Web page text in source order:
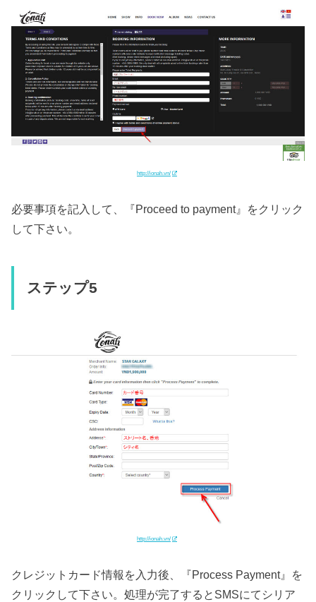
http://ionah.vn/
必要事項を記入して、『Proceed to payment』をクリック
して下さい。
ステップ5
http://ionah.vn/
クレジットカード情報を入力後、『Process Payment』を
クリックして下さい。処理が完了するとSMSにてシリア